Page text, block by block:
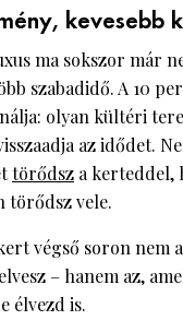
kevesebb
ma sokszor már
szabadidő. A 10
olyan kültéri
az idődet.
törődsz a kerteddel,
törődsz vele.
végső soron nem
– hanem az,
élvezd is.